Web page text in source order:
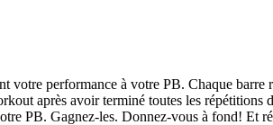
performance à votre PB. Chaque barre
après avoir terminé toutes les répétitions
PB. Gagnez-les. Donnez-vous à fond! Et